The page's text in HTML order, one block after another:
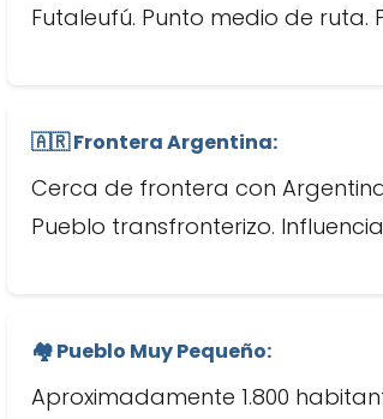
Futaleufú. Punto medio de
🇦🇷 Frontera Argentina:
Cerca de frontera con
Pueblo transfronterizo.
🏘️ Pueblo Muy Pequeño:
Aproximadamente 1.800